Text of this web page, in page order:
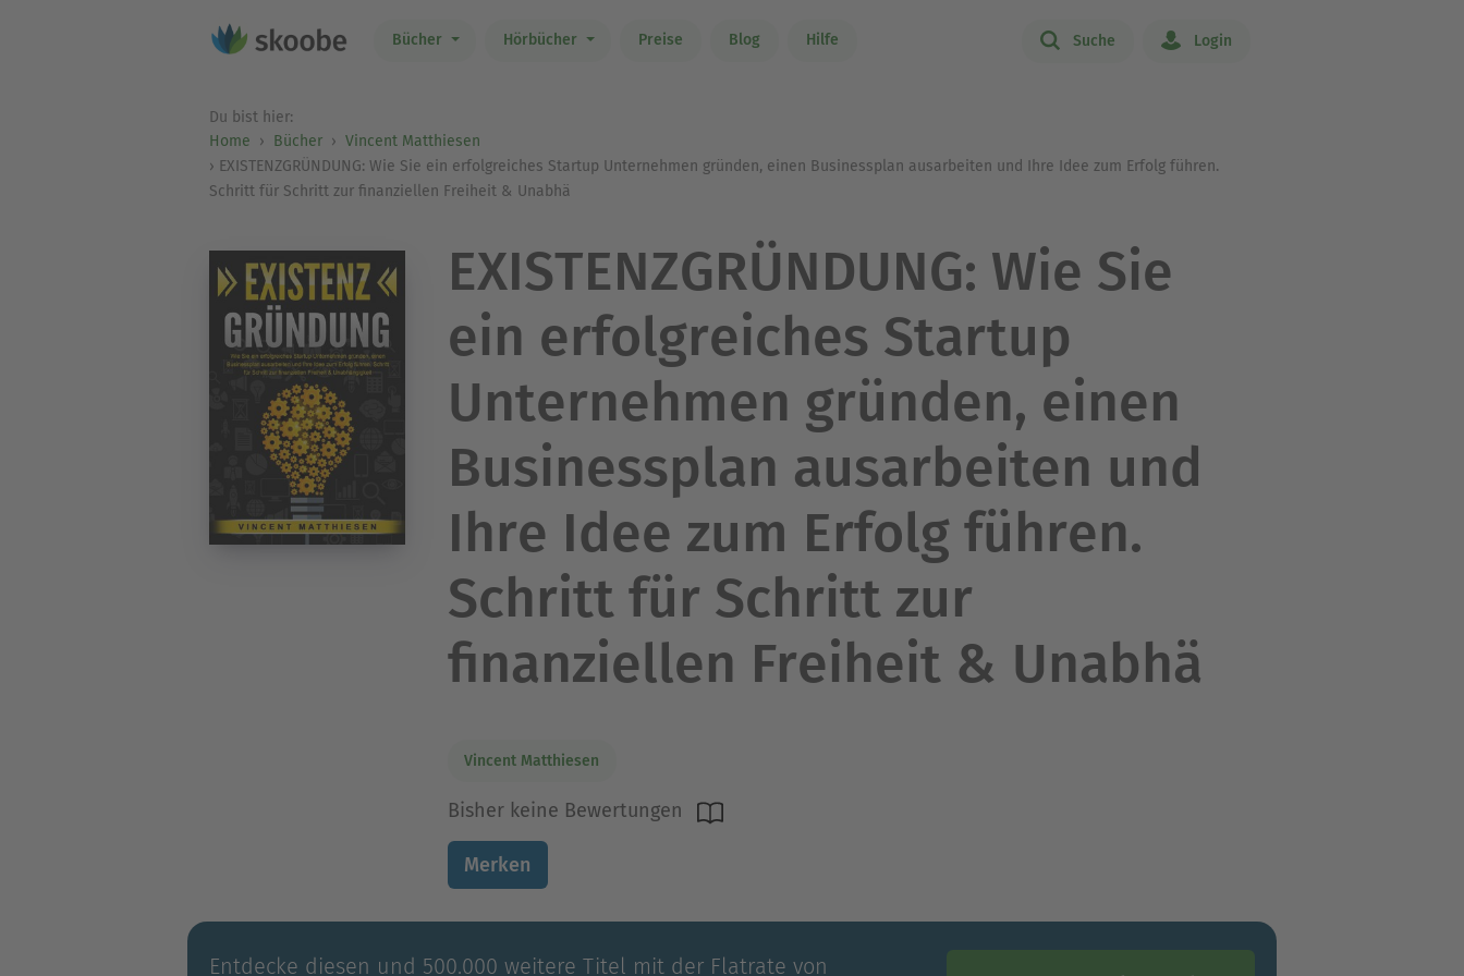
Bücher Hörbücher Preise Blog Hilfe Suche Login
Du bist hier:
Home
Bücher
Vincent Matthiesen
EXISTENZGRÜNDUNG: Wie Sie ein erfolgreiches Startup Unternehmen gründen, einen Businessplan ausarbeiten und Ihre Idee zum Erfolg führen.
Schritt für Schritt zur finanziellen Freiheit & Unabhä
EXISTENZGRÜNDUNG: Wie Sie
ein erfolgreiches Startup
Unternehmen gründen, einen
Businessplan ausarbeiten und
Ihre Idee zum Erfolg führen.
Schritt für Schritt zur
finanziellen Freiheit & Unabhä
Vincent Matthiesen
Bisher keine Bewertungen
Merken
Entdecke diesen und 500.000 weitere Titel mit der Flatrate von